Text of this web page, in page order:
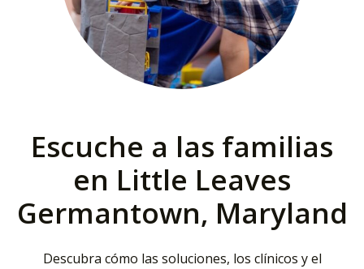
Escuche a las familias
en Little Leaves
Germantown, Maryland
Descubra cómo las soluciones, los clínicos y el